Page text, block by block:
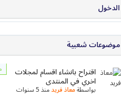
الدخول
موضوعات شعبية
اقتراح بانشاء اقسام لمجلات
اخري في المنتدى
بواسطةمعاذ فريدمنذ 5 سنوات